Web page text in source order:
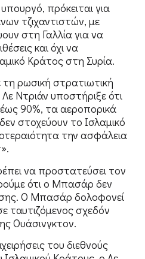
πρόκειται για
τζιχαντιστών, με
στη Γαλλία για να
και όχι να
Κράτος στη Συρία.
ρωσική στρατιωτική
Ντριάν υποστήριξε ότι
90%, τα αεροπορικά
στοχεύουν το Ισλαμικό
την ασφάλεια
να προστατεύσει τον
ότι ο Μπασάρ δεν
Ο Μπασάρ δολοφονεί
ταυτιζόμενος σχεδόν
Ουάσινγκτον.
του διεθνούς